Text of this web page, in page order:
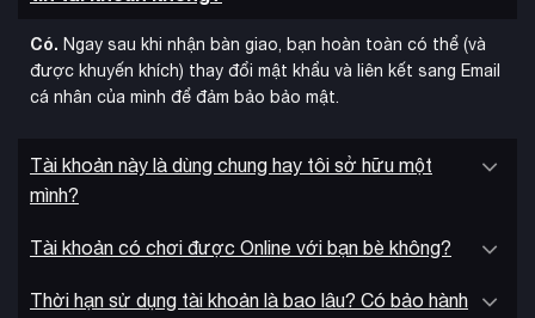
ra những công trình phức tạp từ các vật liệu trong vườn. Xây
trùng. Càng can thiệp nhiều vào sinh vật trong vườn, nguy cơ
Có. Ngay sau khi nhận bàn giao, bạn hoàn toàn có thể (và
được khuyến khích) thay đổi mật khẩu và liên kết sang Email
cá nhân của mình để đảm bảo bảo mật.
Tài khoản này là dùng chung hay tôi sở hữu một
mình?
Tài khoản có chơi được Online với bạn bè không?
Thời hạn sử dụng tài khoản là bao lâu? Có bảo hành